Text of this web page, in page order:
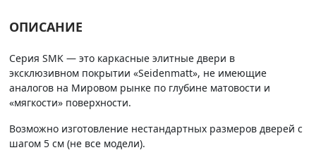
ОПИСАНИЕ
Серия SMK — это каркасные элитные двери в
эксклюзивном покрытии «Seidenmatt», не имеющие
аналогов на Мировом рынке по глубине матовости и
«мягкости» поверхности.
Возможно изготовление нестандартных размеров дверей с
шагом 5 см (не все модели).